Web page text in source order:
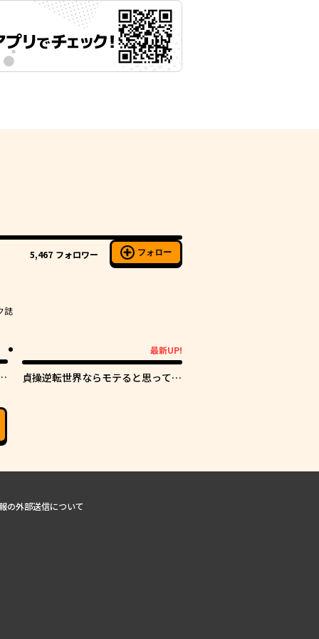
5,467 フォロワー フォロー
誌
最新UP!
貞操逆転世界ならモテると思ってい
の外部送信について